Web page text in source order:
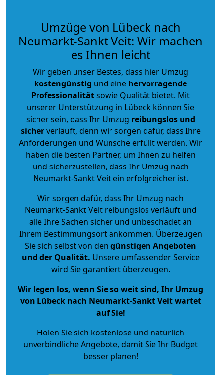
Umzüge von Lübeck nach
Neumarkt-Sankt Veit: Wir machen
es Ihnen leicht
Wir geben unser Bestes, dass hier Umzug
kostengünstig und eine hervorragende
Professionalitätsowie Qualität bietet. Mit
unserer Unterstützung in Lübeck können Sie
sicher sein, dass Ihr Umzug reibungslos und
sicherverläuft, denn wir sorgen dafür, dass Ihre
Anforderungen und Wünsche erfüllt werden. Wir
haben die besten Partner, um Ihnen zu helfen
und sicherzustellen, dass Ihr Umzug nach
Neumarkt-Sankt Veit ein erfolgreicher ist.
Wir sorgen dafür, dass Ihr Umzug nach
Neumarkt-Sankt Veit reibungslos verläuft und
alle Ihre Sachen sicher und unbeschadet an
Ihrem Bestimmungsort ankommen. Überzeugen
Sie sich selbst von den günstigen Angeboten
und der Qualität. Unsere umfassender Service
wird Sie garantiert überzeugen.
Wir legen los, wenn Sie so weit sind, Ihr Umzug
von Lübeck nach Neumarkt-Sankt Veit wartet
auf Sie!
Holen Sie sich kostenlose und natürlich
unverbindliche Angebote, damit Sie Ihr Budget
besser planen!